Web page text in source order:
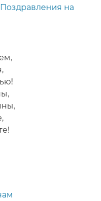
Поздравления на